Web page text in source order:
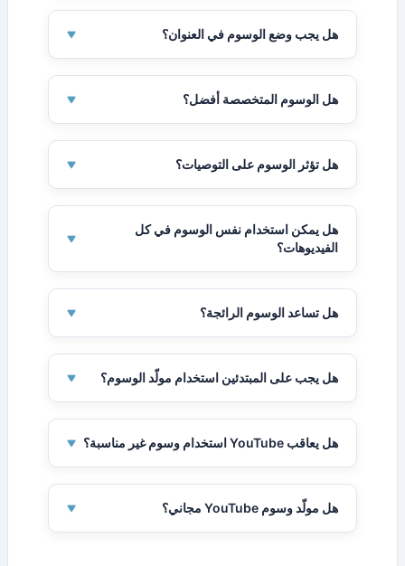
نعم، ولكن كثرتها تجعلها مربكة. استخدم 5–15 فقط.
هل يجب وضع الوسوم في العنوان؟
نعم، وسم أو اثنان قويان في العنوان يمكن أن
يساعدا في تحسين SEO.
هل الوسوم المتخصصة أفضل؟
نعم، الوسوم المتخصصة تجلب مشاهدين مستهدفين.
هل تؤثر الوسوم على التوصيات؟
الوسوم تساعد YouTube على ربط فيديوك بمحتوى
مشابه.
هل يمكن استخدام نفس الوسوم في كل
الفيديوهات؟
لا، يجب استخدام وسوم مناسبة لكل موضوع.
هل تساعد الوسوم الرائجة؟
نعم، ولكن استخدمها فقط إذا كانت مناسبة لفيديوك.
هل يجب على المبتدئين استخدام مولّد الوسوم؟
نعم، فهو يوجّه المبتدئين ويقلل التخمين.
هل يعاقب YouTube استخدام وسوم غير مناسبة؟
قد يقلل YouTube من الظهور إذا كانت الوسوم غير
مرتبطة بالمحتوى.
هل مولّد وسوم YouTube مجاني؟